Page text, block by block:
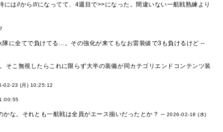
は//から///になってて、4週目で>>になった。間違いない一航戦熟練より
に全てで負けてる…。その強化が来てもなお雷装値で3も負けるけど --
こ無視したらこれに限らず大半の装備が同カテゴリエンドコンテンツ装
02-23 (月) 10:25:12
な。それとも一航戦は全員がエース揃いだったとか？ --2026-02-18 (水)